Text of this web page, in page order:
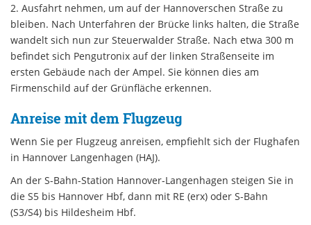
2. Ausfahrt nehmen, um auf der Hannoverschen Straße zu
bleiben. Nach Unterfahren der Brücke links halten, die Straße
wandelt sich nun zur Steuerwalder Straße. Nach etwa 300 m
befindet sich Pengutronix auf der linken Straßenseite im
ersten Gebäude nach der Ampel. Sie können dies am
Firmenschild auf der Grünfläche erkennen.
Anreise mit dem Flugzeug
Wenn Sie per Flugzeug anreisen, empfiehlt sich der Flughafen
in Hannover Langenhagen (HAJ).
An der S-Bahn-Station Hannover-Langenhagen steigen Sie in
die S5 bis Hannover Hbf, dann mit RE (erx) oder S-Bahn
(S3/S4) bis Hildesheim Hbf.